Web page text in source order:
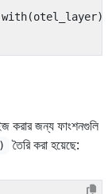
with(otel_layer).
করার জন্য ফাংশনগুলি
তৈরি করা হয়েছে: